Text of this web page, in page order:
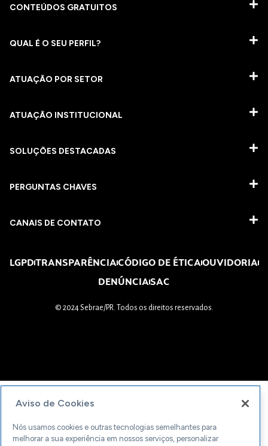
CONTEÚDOS GRATUITOS
QUAL É O SEU PERFIL?
ATUAÇÃO POR SETOR
ATUAÇÃO INSTITUCIONAL
SOLUÇÕES DESTACADAS
PERGUNTAS CHAVES​
CANAIS DE CONTATO
LGPDTRANSPARÊNCIACÓDIGO DE ÉTICAOUVIDORIA
DENÚNCIASAC
© 2024 Sebrae/PR. Todos os direitos reservados.
Aviso de Cookies
Nós usamos cookies e outras tecnologias semelhantes para
melhorar a sua experiência em nossos serviços, personalizar